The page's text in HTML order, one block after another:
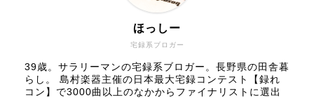
宅録系ブロガー
ほっしー
39歳。サラリーマンの宅録系ブロガー。長野県の田舎暮
らし。 島村楽器主催の日本最大宅録コンテスト【録れ
コン】で3000曲以上のなかからファイナリストに選出